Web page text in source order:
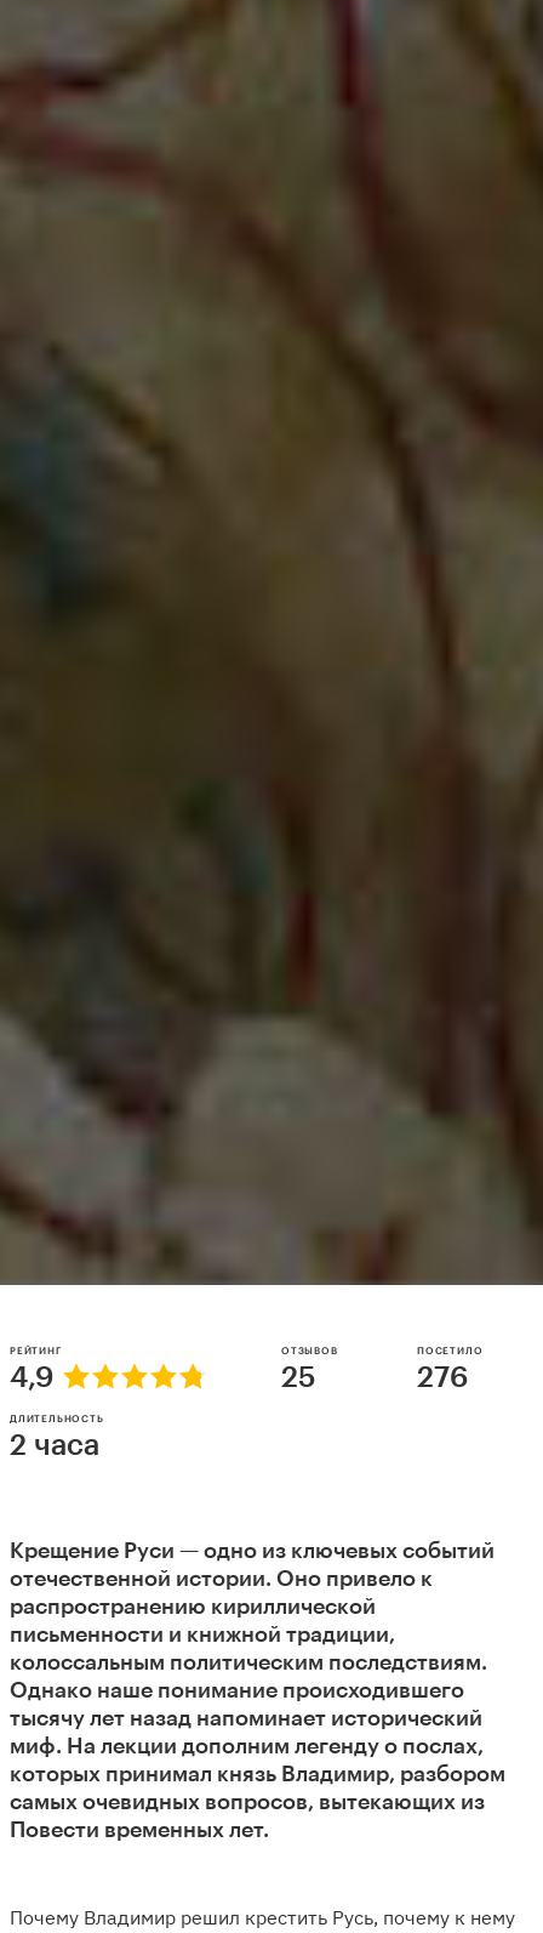
РЕЙТИНГ
4,9
ОТЗЫВОВ
25
ПОСЕТИЛО
276
ДЛИТЕЛЬНОСТЬ
2 часа
Крещение Руси — одно из ключевых событий
отечественной истории. Оно привело к
распространению кириллической
письменности и книжной традиции,
колоссальным политическим последствиям.
Однако наше понимание происходившего
тысячу лет назад напоминает исторический
миф. На лекции дополним легенду о послах,
которых принимал князь Владимир, разбором
самых очевидных вопросов, вытекающих из
Повести временных лет.
Почему Владимир решил крестить Русь, почему к нему